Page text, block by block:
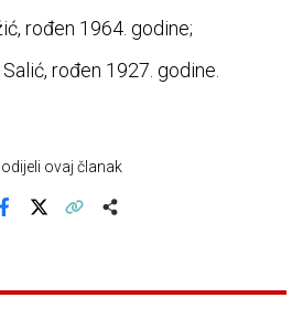
rođen 1964. godine;
rođen 1927. godine.
ovaj članak
Facebook